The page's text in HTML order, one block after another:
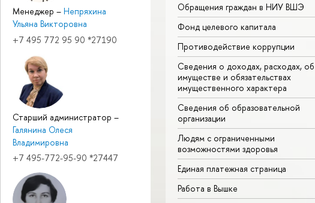
Менеджер – Непряхина
Ульяна Викторовна
+7 495 772 95 90 *27190
Старший администратор –
Галянина Олеся
Владимировна
+7 495-772-95-90 *27447
Обращения граждан в НИУ ВШЭ
Фонд целевого капитала
Противодействие коррупции
Сведения о доходах, расходах, об
имуществе и обязательствах
имущественного характера
Сведения об образовательной
организации
Людям с ограниченными
возможностями здоровья
Единая платежная страница
Работа в Вышке